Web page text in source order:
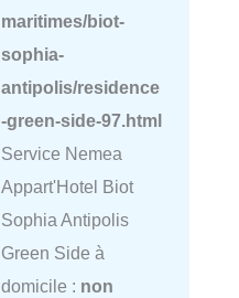
maritimes/biot-
sophia-
antipolis/residence
-green-side-97.html
Service Nemea
Appart'Hotel Biot
Sophia Antipolis
Green Side à
domicile : non